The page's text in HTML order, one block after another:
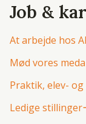
Job &
At arbejde hos
Mød vores
Praktik, elev-
Ledige stillinger